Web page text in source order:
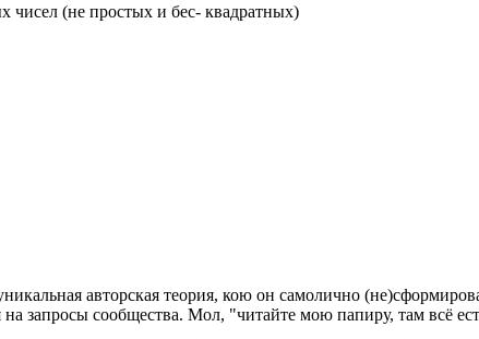
чисел (не простых и бес- квадратных)
авторская теория, кою он самолично
на запросы сообщества. Мол, "читайте мою папиру, там всё